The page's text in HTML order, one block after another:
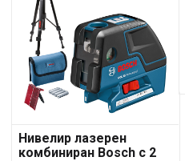
Нивелир лазерен
комбиниран Bosch с 2